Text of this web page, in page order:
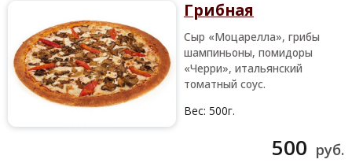
Грибная
Сыр «Моцарелла», грибы
шампиньоны, помидоры
«Черри», итальянский
томатный соус.
Вес: 500г.
500 руб.